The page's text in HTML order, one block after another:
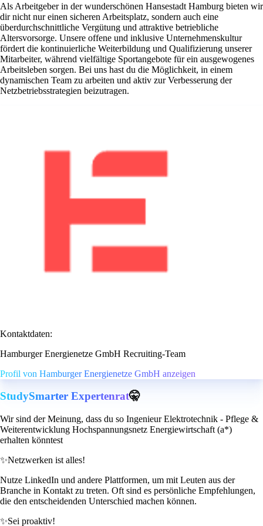
Als Arbeitgeber in der wunderschönen Hansestadt Hamburg bieten wir
dir nicht nur einen sicheren Arbeitsplatz, sondern auch eine
überdurchschnittliche Vergütung und attraktive betriebliche
Altersvorsorge. Unsere offene und inklusive Unternehmenskultur
fördert die kontinuierliche Weiterbildung und Qualifizierung unserer
Mitarbeiter, während vielfältige Sportangebote für ein ausgewogenes
Arbeitsleben sorgen. Bei uns hast du die Möglichkeit, in einem
dynamischen Team zu arbeiten und aktiv zur Verbesserung der
Netzbetriebsstrategien beizutragen.
Kontaktdaten:
Hamburger Energienetze GmbH Recruiting-Team
Profil von Hamburger Energienetze GmbH anzeigen
StudySmarter Expertenrat🤫
Wir sind der Meinung, dass du so Ingenieur Elektrotechnik - Pflege &
Weiterentwicklung Hochspannungsnetz Energiewirtschaft (a*)
erhalten könntest
✨Netzwerken ist alles!
Nutze LinkedIn und andere Plattformen, um mit Leuten aus der
Branche in Kontakt zu treten. Oft sind es persönliche Empfehlungen,
die den entscheidenden Unterschied machen können.
✨Sei proaktiv!